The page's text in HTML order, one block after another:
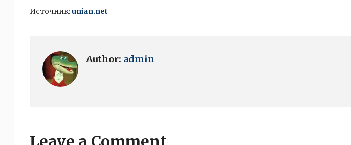
Источник:unian.net
Author: admin